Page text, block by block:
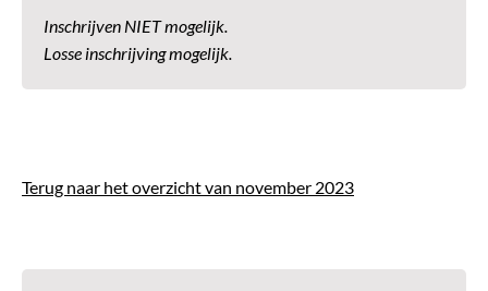
Inschrijven NIET mogelijk.
Losse inschrijving mogelijk.
Terug naar het overzicht van november 2023